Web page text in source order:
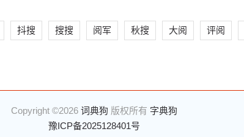
抖搜 搜搜 阅军 秋搜 大阅 评阅
Copyright ©2026 词典狗 版权所有 字典狗
豫ICP备2025128401号